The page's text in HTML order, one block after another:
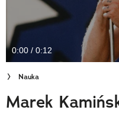
Newsletter
Cuda Polski
Wielki Konkurs Fotograficzny
Trendbook Podróżniczy
0:00 / 0:12
Nauka
Marek